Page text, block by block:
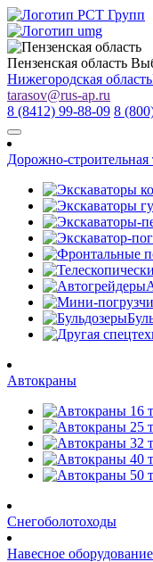
Пензенская область
Нижегородская область
tarasov@rus-ap.ru
8 (8412) 99-88-09 8
Дорожно-строительная
Автокраны
Снегоболотоходы
Навесное оборудование